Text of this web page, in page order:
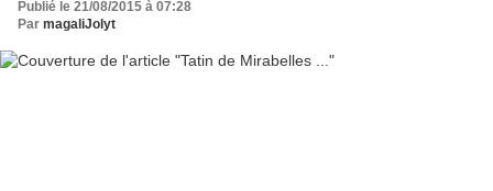
Publié le 21/08/2015 à 07:28
Par magaliJolyt